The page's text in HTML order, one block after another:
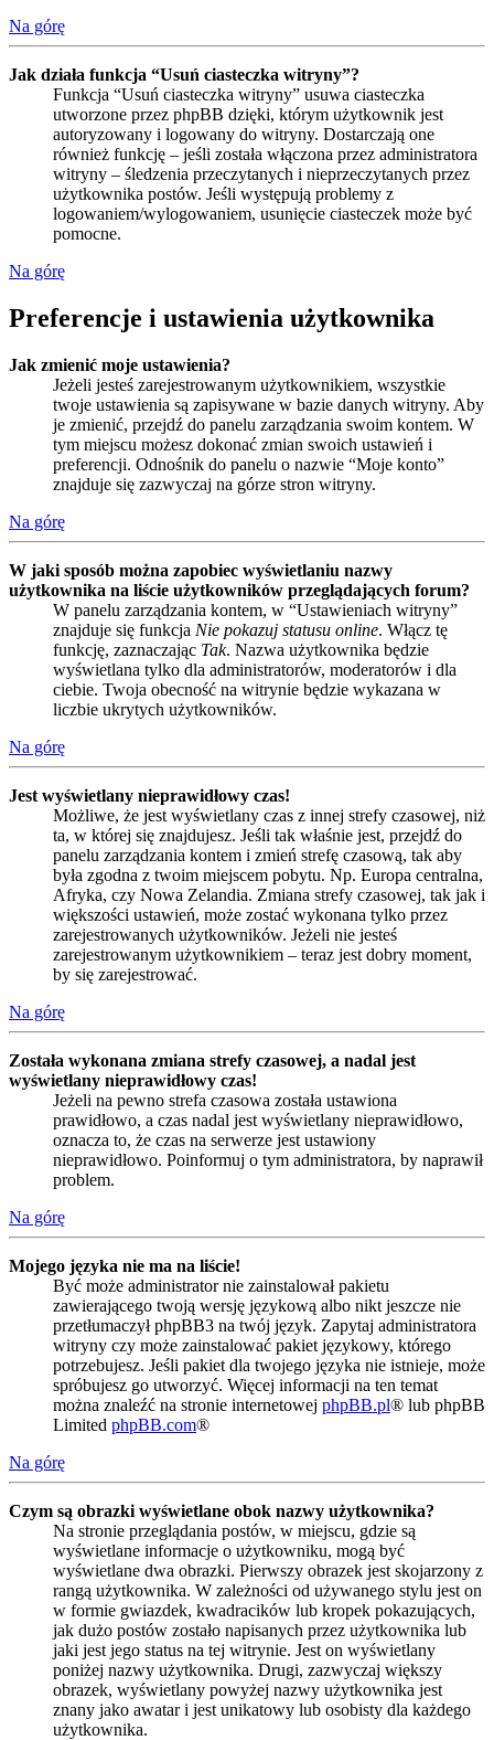
Na górę
Jak działa funkcja “Usuń ciasteczka witryny”?
Funkcja “Usuń ciasteczka witryny” usuwa ciasteczka
utworzone przez phpBB dzięki, którym użytkownik jest
autoryzowany i logowany do witryny. Dostarczają one
również funkcję – jeśli została włączona przez administratora
witryny – śledzenia przeczytanych i nieprzeczytanych przez
użytkownika postów. Jeśli występują problemy z
logowaniem/wylogowaniem, usunięcie ciasteczek może być
pomocne.
Na górę
Preferencje i ustawienia użytkownika
Jak zmienić moje ustawienia?
Jeżeli jesteś zarejestrowanym użytkownikiem, wszystkie
twoje ustawienia są zapisywane w bazie danych witryny. Aby
je zmienić, przejdź do panelu zarządzania swoim kontem. W
tym miejscu możesz dokonać zmian swoich ustawień i
preferencji. Odnośnik do panelu o nazwie “Moje konto”
znajduje się zazwyczaj na górze stron witryny.
Na górę
W jaki sposób można zapobiec wyświetlaniu nazwy
użytkownika na liście użytkowników przeglądających forum?
W panelu zarządzania kontem, w “Ustawieniach witryny”
znajduje się funkcja Nie pokazuj statusu online. Włącz tę
funkcję, zaznaczając Tak. Nazwa użytkownika będzie
wyświetlana tylko dla administratorów, moderatorów i dla
ciebie. Twoja obecność na witrynie będzie wykazana w
liczbie ukrytych użytkowników.
Na górę
Jest wyświetlany nieprawidłowy czas!
Możliwe, że jest wyświetlany czas z innej strefy czasowej, niż
ta, w której się znajdujesz. Jeśli tak właśnie jest, przejdź do
panelu zarządzania kontem i zmień strefę czasową, tak aby
była zgodna z twoim miejscem pobytu. Np. Europa centralna,
Afryka, czy Nowa Zelandia. Zmiana strefy czasowej, tak jak i
większości ustawień, może zostać wykonana tylko przez
zarejestrowanych użytkowników. Jeżeli nie jesteś
zarejestrowanym użytkownikiem – teraz jest dobry moment,
by się zarejestrować.
Na górę
Została wykonana zmiana strefy czasowej, a nadal jest
wyświetlany nieprawidłowy czas!
Jeżeli na pewno strefa czasowa została ustawiona
prawidłowo, a czas nadal jest wyświetlany nieprawidłowo,
oznacza to, że czas na serwerze jest ustawiony
nieprawidłowo. Poinformuj o tym administratora, by naprawił
problem.
Na górę
Mojego języka nie ma na liście!
Być może administrator nie zainstalował pakietu
zawierającego twoją wersję językową albo nikt jeszcze nie
przetłumaczył phpBB3 na twój język. Zapytaj administratora
witryny czy może zainstalować pakiet językowy, którego
potrzebujesz. Jeśli pakiet dla twojego języka nie istnieje, może
spróbujesz go utworzyć. Więcej informacji na ten temat
można znaleźć na stronie internetowej phpBB.pl® lub phpBB
Limited phpBB.com®
Na górę
Czym są obrazki wyświetlane obok nazwy użytkownika?
Na stronie przeglądania postów, w miejscu, gdzie są
wyświetlane informacje o użytkowniku, mogą być
wyświetlane dwa obrazki. Pierwszy obrazek jest skojarzony z
rangą użytkownika. W zależności od używanego stylu jest on
w formie gwiazdek, kwadracików lub kropek pokazujących,
jak dużo postów zostało napisanych przez użytkownika lub
jaki jest jego status na tej witrynie. Jest on wyświetlany
poniżej nazwy użytkownika. Drugi, zazwyczaj większy
obrazek, wyświetlany powyżej nazwy użytkownika jest
znany jako awatar i jest unikatowy lub osobisty dla każdego
użytkownika.